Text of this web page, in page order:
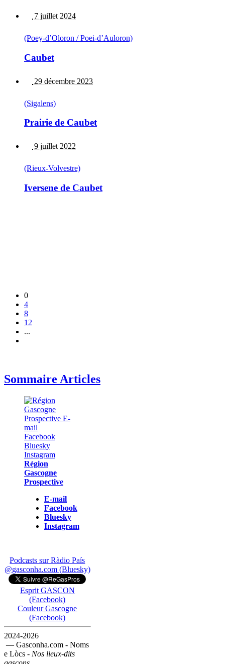
7 juillet 2024
(Poey-d’Oloron / Poei-d’Auloron)
Caubet
29 décembre 2023
(Sigalens)
Prairie de Caubet
9 juillet 2022
(Rieux-Volvestre)
Iversene de Caubet
0
4
8
12
...
Sommaire Articles
Région
Gascogne
Prospective
E-mail
Facebook
Bluesky
Instagram
Podcasts sur Ràdio País
@gasconha.com (Bluesky)
Esprit GASCON
(Facebook)
Couleur Gascogne
(Facebook)
2024-2026
— Gasconha.com - Noms
e Lòcs - Nos lieux-dits